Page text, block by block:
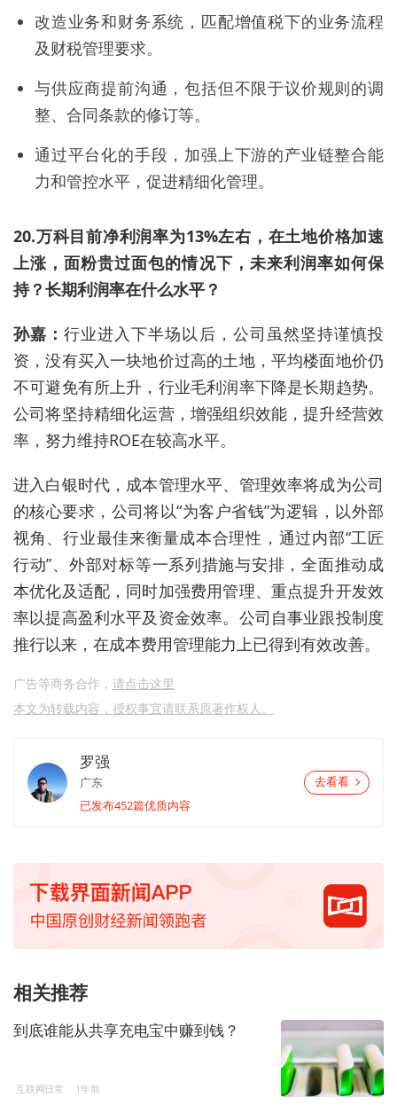
改造业务和财务系统，匹配增值税下的业务流程
及财税管理要求。
与供应商提前沟通，包括但不限于议价规则的调
整、合同条款的修订等。
通过平台化的手段，加强上下游的产业链整合能
力和管控水平，促进精细化管理。
20.万科目前净利润率为13%左右，在土地价格加速
上涨，面粉贵过面包的情况下，未来利润率如何保
持？长期利润率在什么水平？
孙嘉：行业进入下半场以后，公司虽然坚持谨慎投
资，没有买入一块地价过高的土地，平均楼面地价仍
不可避免有所上升，行业毛利润率下降是长期趋势。
公司将坚持精细化运营，增强组织效能，提升经营效
率，努力维持ROE在较高水平。
进入白银时代，成本管理水平、管理效率将成为公司
的核心要求，公司将以“为客户省钱”为逻辑，以外部
视角、行业最佳来衡量成本合理性，通过内部“工匠
行动”、外部对标等一系列措施与安排，全面推动成
本优化及适配，同时加强费用管理、重点提升开发效
率以提高盈利水平及资金效率。公司自事业跟投制度
推行以来，在成本费用管理能力上已得到有效改善。
广告等商务合作， 请点击这里
本文为转载内容，授权事宜请联系原著作权人。
罗强
广东
已发布452篇优质内容
去看看
相关推荐
到底谁能从共享充电宝中赚到钱？
互联网日常 1年前